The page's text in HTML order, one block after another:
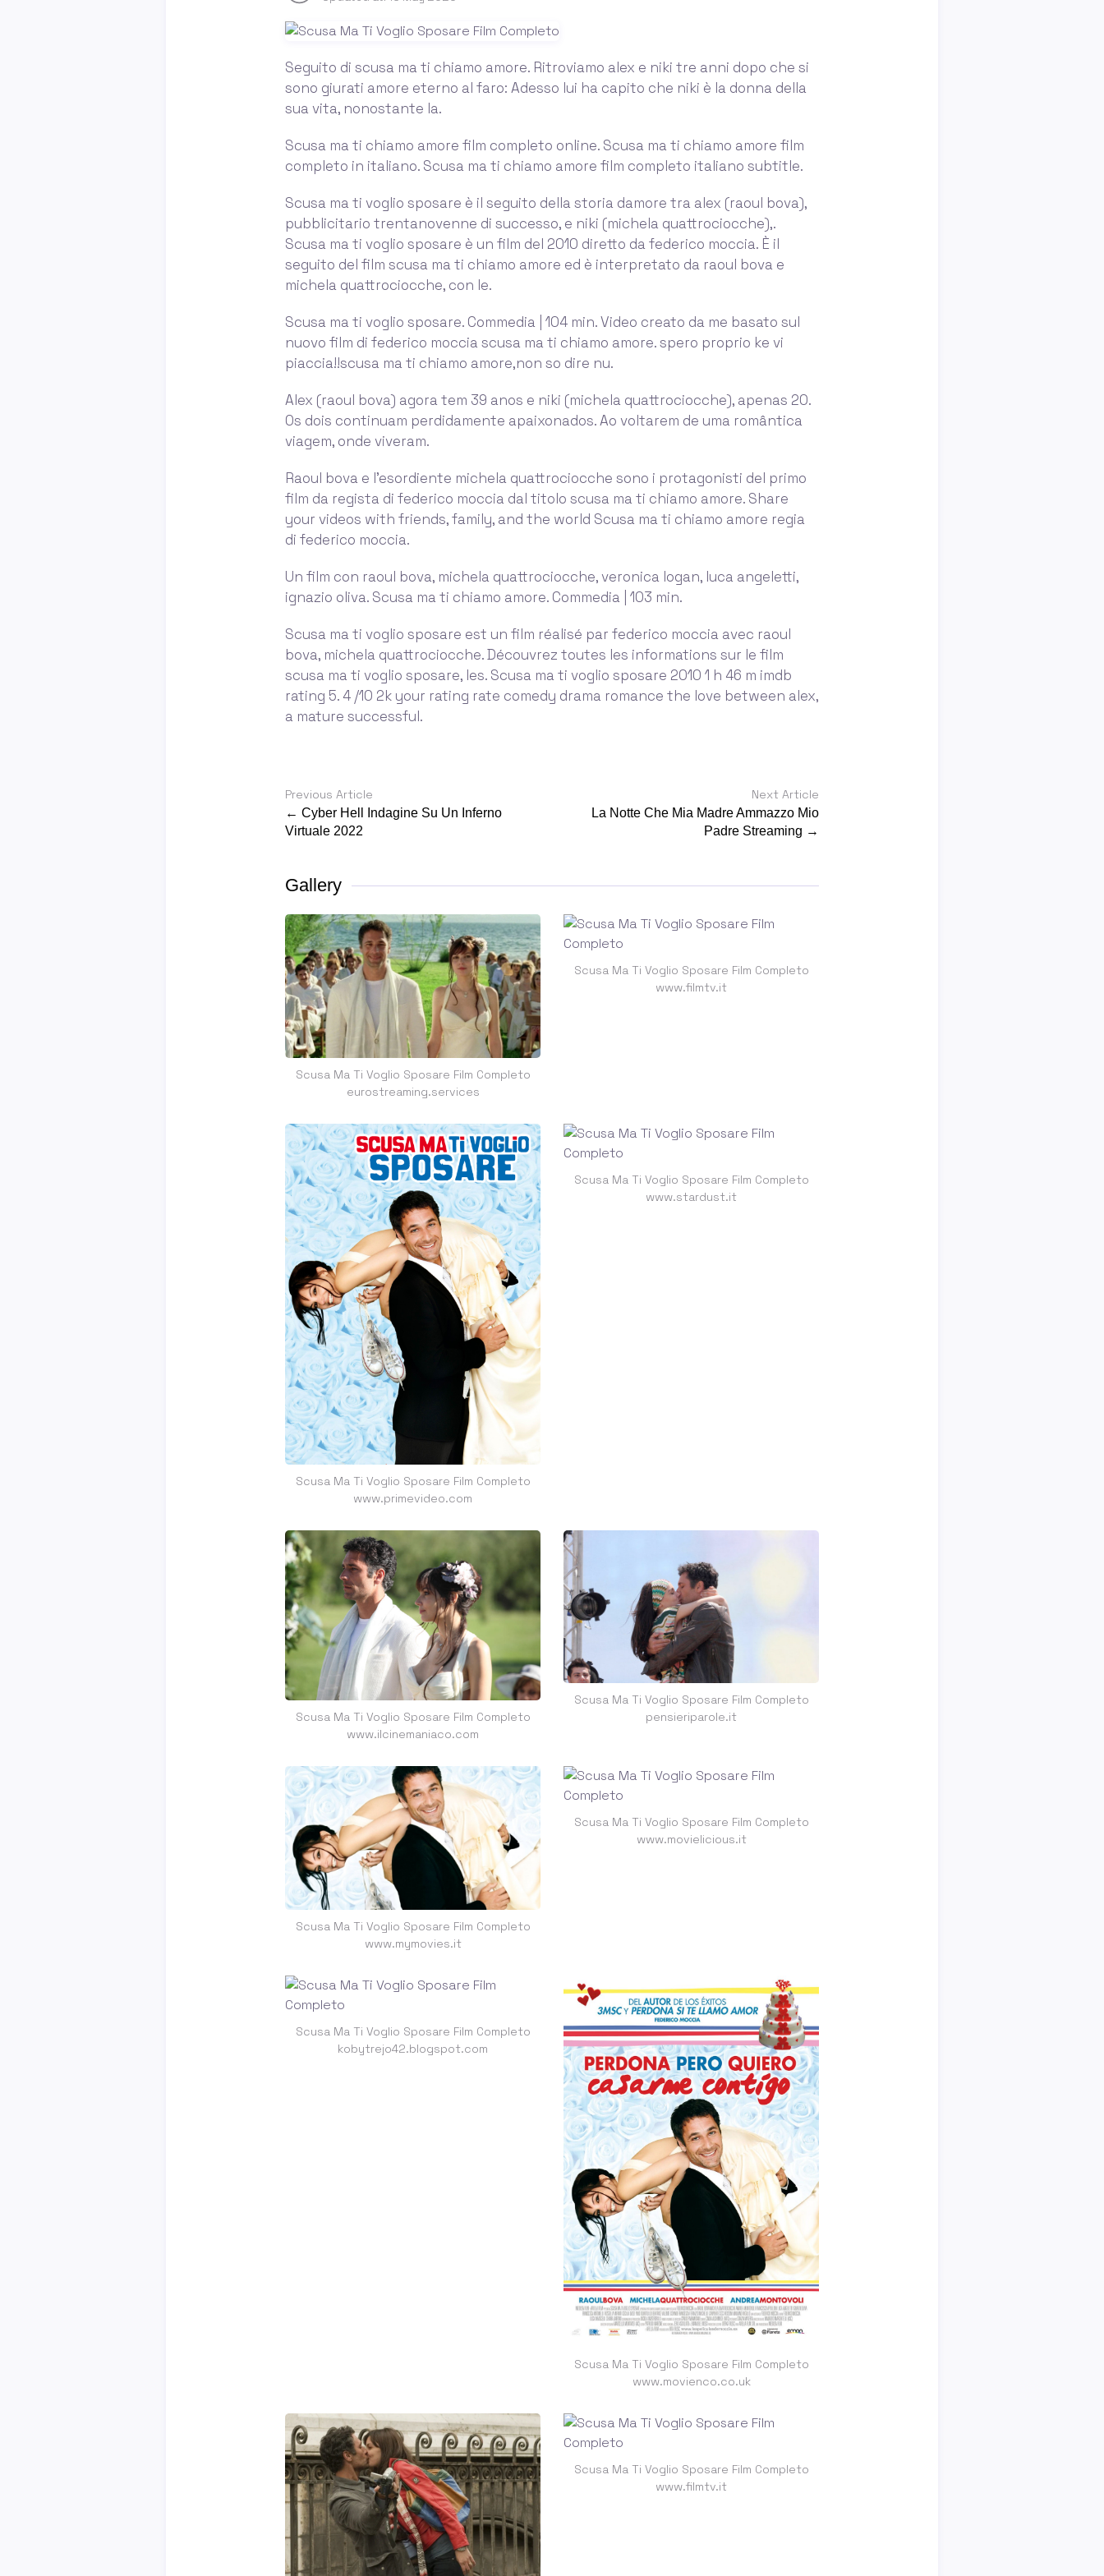
Seguito di scusa ma ti chiamo amore. Ritroviamo alex e niki tre anni dopo che si
sono giurati amore eterno al faro: Adesso lui ha capito che niki è la donna della
sua vita, nonostante la.
Scusa ma ti chiamo amore film completo online. Scusa ma ti chiamo amore film
completo in italiano. Scusa ma ti chiamo amore film completo italiano subtitle.
Scusa ma ti voglio sposare è il seguito della storia damore tra alex (raoul bova),
pubblicitario trentanovenne di successo, e niki (michela quattrociocche),.
Scusa ma ti voglio sposare è un film del 2010 diretto da federico moccia. È il
seguito del film scusa ma ti chiamo amore ed è interpretato da raoul bova e
michela quattrociocche, con le.
Scusa ma ti voglio sposare. Commedia | 104 min. Video creato da me basato sul
nuovo film di federico moccia scusa ma ti chiamo amore. spero proprio ke vi
piaccia!!scusa ma ti chiamo amore,non so dire nu.
Alex (raoul bova) agora tem 39 anos e niki (michela quattrociocche), apenas 20.
Os dois continuam perdidamente apaixonados. Ao voltarem de uma romântica
viagem, onde viveram.
Raoul bova e l'esordiente michela quattrociocche sono i protagonisti del primo
film da regista di federico moccia dal titolo scusa ma ti chiamo amore. Share
your videos with friends, family, and the world Scusa ma ti chiamo amore regia
di federico moccia.
Un film con raoul bova, michela quattrociocche, veronica logan, luca angeletti,
ignazio oliva. Scusa ma ti chiamo amore. Commedia | 103 min.
Scusa ma ti voglio sposare est un film réalisé par federico moccia avec raoul
bova, michela quattrociocche. Découvrez toutes les informations sur le film
scusa ma ti voglio sposare, les. Scusa ma ti voglio sposare 2010 1 h 46 m imdb
rating 5. 4 /10 2k your rating rate comedy drama romance the love between alex,
a mature successful.
Previous Article
← Cyber Hell Indagine Su Un Inferno
Virtuale 2022
Next Article
La Notte Che Mia Madre Ammazzo Mio
Padre Streaming →
Gallery
Scusa Ma Ti Voglio Sposare Film Completo
eurostreaming.services
Scusa Ma Ti Voglio Sposare Film Completo
www.filmtv.it
Scusa Ma Ti Voglio Sposare Film Completo
www.primevideo.com
Scusa Ma Ti Voglio Sposare Film Completo
www.stardust.it
Scusa Ma Ti Voglio Sposare Film Completo
www.ilcinemaniaco.com
Scusa Ma Ti Voglio Sposare Film Completo
pensieriparole.it
Scusa Ma Ti Voglio Sposare Film Completo
www.mymovies.it
Scusa Ma Ti Voglio Sposare Film Completo
www.movielicious.it
Scusa Ma Ti Voglio Sposare Film Completo
kobytrejo42.blogspot.com
Scusa Ma Ti Voglio Sposare Film Completo
www.movienco.co.uk
Scusa Ma Ti Voglio Sposare Film Completo
www.filmtv.it